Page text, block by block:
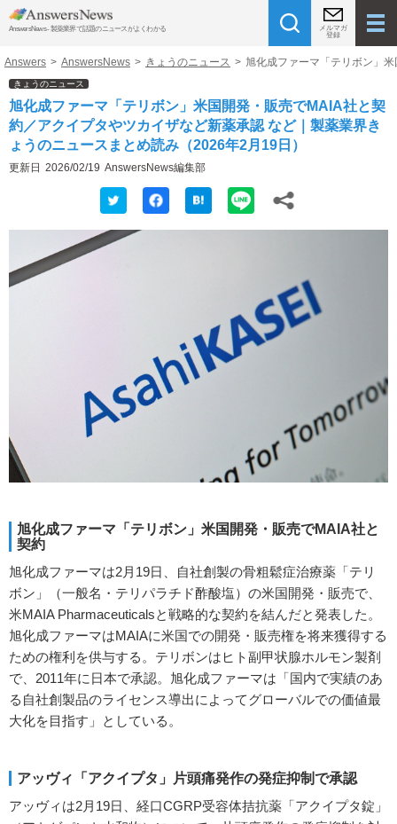
AnswersNews - 製薬業界で話題のニュースがよくわかる
メルマガ
登録
Answers > AnswersNews > きょうのニュース > 旭化成ファーマ「テリボン」
きょうのニュース
旭化成ファーマ「テリボン」米国開発・販売でMAIA社と契
約／アクイプタやツカイザなど新薬承認 など｜製薬業界き
ょうのニュースまとめ読み（2026年2月19日）
更新日 2026/02/19 AnswersNews編集部
旭化成ファーマ「テリボン」米国開発・販売でMAIA社と
契約
旭化成ファーマは2月19日、自社創製の骨粗鬆症治療薬「テリ
ボン」（一般名・テリパラチド酢酸塩）の米国開発・販売で、
米MAIA Pharmaceuticalsと戦略的な契約を結んだと発表した。
旭化成ファーマはMAIAに米国での開発・販売権を将来獲得する
ための権利を供与する。テリボンはヒト副甲状腺ホルモン製剤
で、2011年に日本で承認。旭化成ファーマは「国内で実績のあ
る自社創製品のライセンス導出によってグローバルでの価値最
大化を目指す」としている。
アッヴィ「アクイプタ」片頭痛発作の発症抑制で承認
アッヴィは2月19日、経口CGRP受容体拮抗薬「アクイプタ錠」